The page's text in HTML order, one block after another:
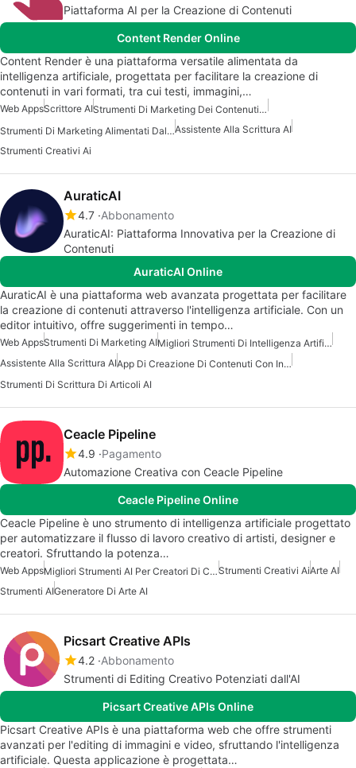
Piattaforma AI per la Creazione di Contenuti
Content Render Online
Content Render è una piattaforma versatile alimentata da
intelligenza artificiale, progettata per facilitare la creazione di
contenuti in vari formati, tra cui testi, immagini,…
Web AppsScrittore AI
Strumenti Di Marketing Dei Contenuti AI
Strumenti Di Marketing Alimentati Dall'IAAssistente Alla Scrittura AI
Strumenti Creativi Ai
AuraticAI
4.7 Abbonamento
AuraticAI: Piattaforma Innovativa per la Creazione di
Contenuti
AuraticAI Online
AuraticAI è una piattaforma web avanzata progettata per facilitare
la creazione di contenuti attraverso l'intelligenza artificiale. Con un
editor intuitivo, offre suggerimenti in tempo…
Web AppsStrumenti Di Marketing AI
Migliori Strumenti Di Intelligenza Artificiale Per I Marketer
Assistente Alla Scrittura AI
App Di Creazione Di Contenuti Con Intelligenza Artificiale
Strumenti Di Scrittura Di Articoli AI
Ceacle Pipeline
4.9 Pagamento
Automazione Creativa con Ceacle Pipeline
Ceacle Pipeline Online
Ceacle Pipeline è uno strumento di intelligenza artificiale progettato
per automatizzare il flusso di lavoro creativo di artisti, designer e
creatori. Sfruttando la potenza…
Web Apps Migliori Strumenti AI Per Creatori Di ContenutiStrumenti Creativi AiArte AI
Strumenti AIGeneratore Di Arte AI
Picsart Creative APIs
4.2 Abbonamento
Strumenti di Editing Creativo Potenziati dall'AI
Picsart Creative APIs Online
Picsart Creative APIs è una piattaforma web che offre strumenti
avanzati per l'editing di immagini e video, sfruttando l'intelligenza
artificiale. Questa applicazione è progettata…